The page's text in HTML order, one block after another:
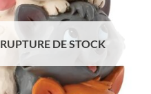
d'envie
RUPTURE DE STOCK